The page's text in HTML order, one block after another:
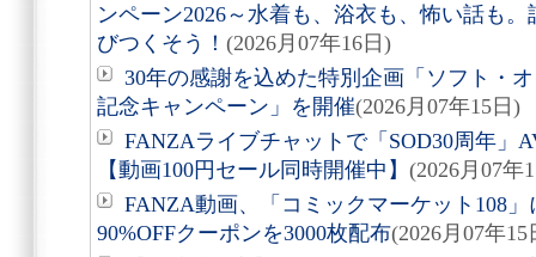
ンペーン2026～水着も、浴衣も、怖い話も
びつくそう！ (2026月07年16日)
30年の感謝を込めた特別企画「ソフト・
記念キャンペーン」を開催(2026月07年15日)
FANZAライブチャットで「SOD30周年」
【動画100円セール同時開催中】 (2026月07年
FANZA動画、「コミックマーケット108
90%OFFクーポンを3000枚配布(2026月07年15